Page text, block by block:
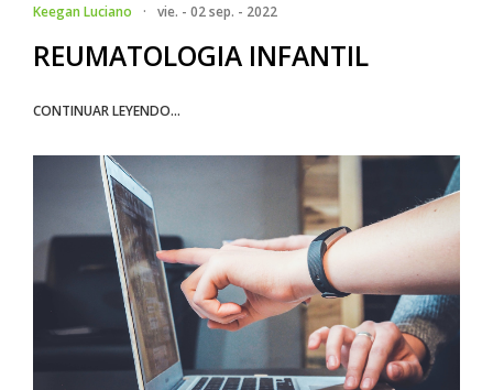
Keegan Luciano · vie. - 02 sep. - 2022
REUMATOLOGIA INFANTIL
CONTINUAR LEYENDO...